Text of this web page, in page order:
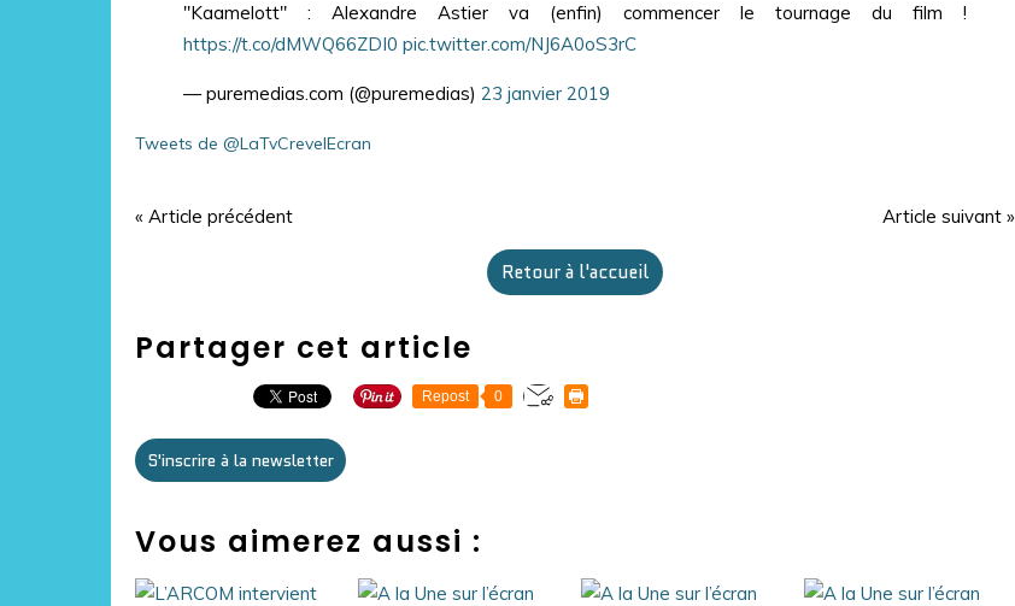
"Kaamelott" : Alexandre Astier va (enfin) commencer le tournage du film !
https://t.co/dMWQ66ZDI0 pic.twitter.com/NJ6A0oS3rC
— puremedias.com (@puremedias) 23 janvier 2019
Tweets de @LaTvCrevelEcran
« Article précédent Article suivant »
Retour à l'accueil
Partager cet article
Repost 0
S'inscrire à la newsletter
Vous aimerez aussi :